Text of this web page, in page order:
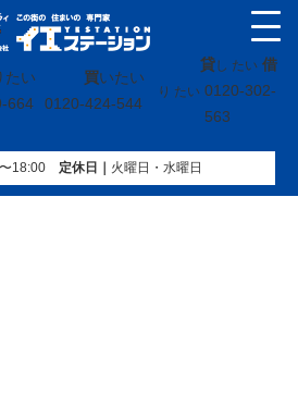
たい
664
買いたい
0120-424-544
貸し たい 借
り たい 0120-302-
563
18:00定休⽇｜ 火曜⽇・水曜⽇
実績»戸建»宮城県宮城郡七ケ浜町